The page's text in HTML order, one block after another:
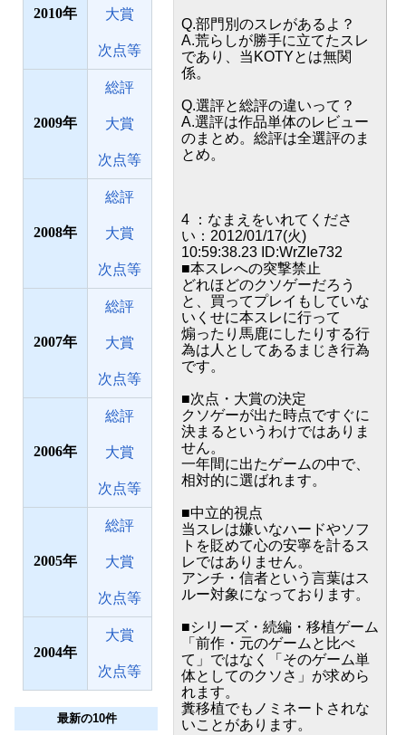
2010 大賞
次点等
2009
総評
大賞
次点等
2008
総評
大賞
次点等
2007
総評
大賞
次点等
2006
総評
大賞
次点等
2005
総評
大賞
次点等
2004
大賞
次点等
最新の10件
Q.部門別のスレがあるよ？
A.荒らしが勝手に立てたスレ
であり、当KOTYとは無関
係。
Q.選評と総評の違いって？
A.選評は作品単体のレビュー
のまとめ。総評は全選評のま
とめ。
4 ：なまえをいれてくださ
い：2012/01/17(火)
10:59:38.23 ID:WrZIe732
■本スレへの突撃禁止
どれほどのクソゲーだろう
と、買ってプレイもしていな
いくせに本スレに行って
煽ったり馬鹿にしたりする行
為は人としてあるまじき行為
です。
■次点・大賞の決定
クソゲーが出た時点ですぐに
決まるというわけではありま
せん。
一年間に出たゲームの中で、
相対的に選ばれます。
■中立的視点
当スレは嫌いなハードやソフ
トを貶めて心の安寧を計るス
レではありません。
アンチ・信者という言葉はス
ルー対象になっております。
■シリーズ・続編・移植ゲーム
「前作・元のゲームと比べ
て」ではなく「そのゲーム単
体としてのクソさ」が求めら
れます。
糞移植でもノミネートされな
いことがあります。